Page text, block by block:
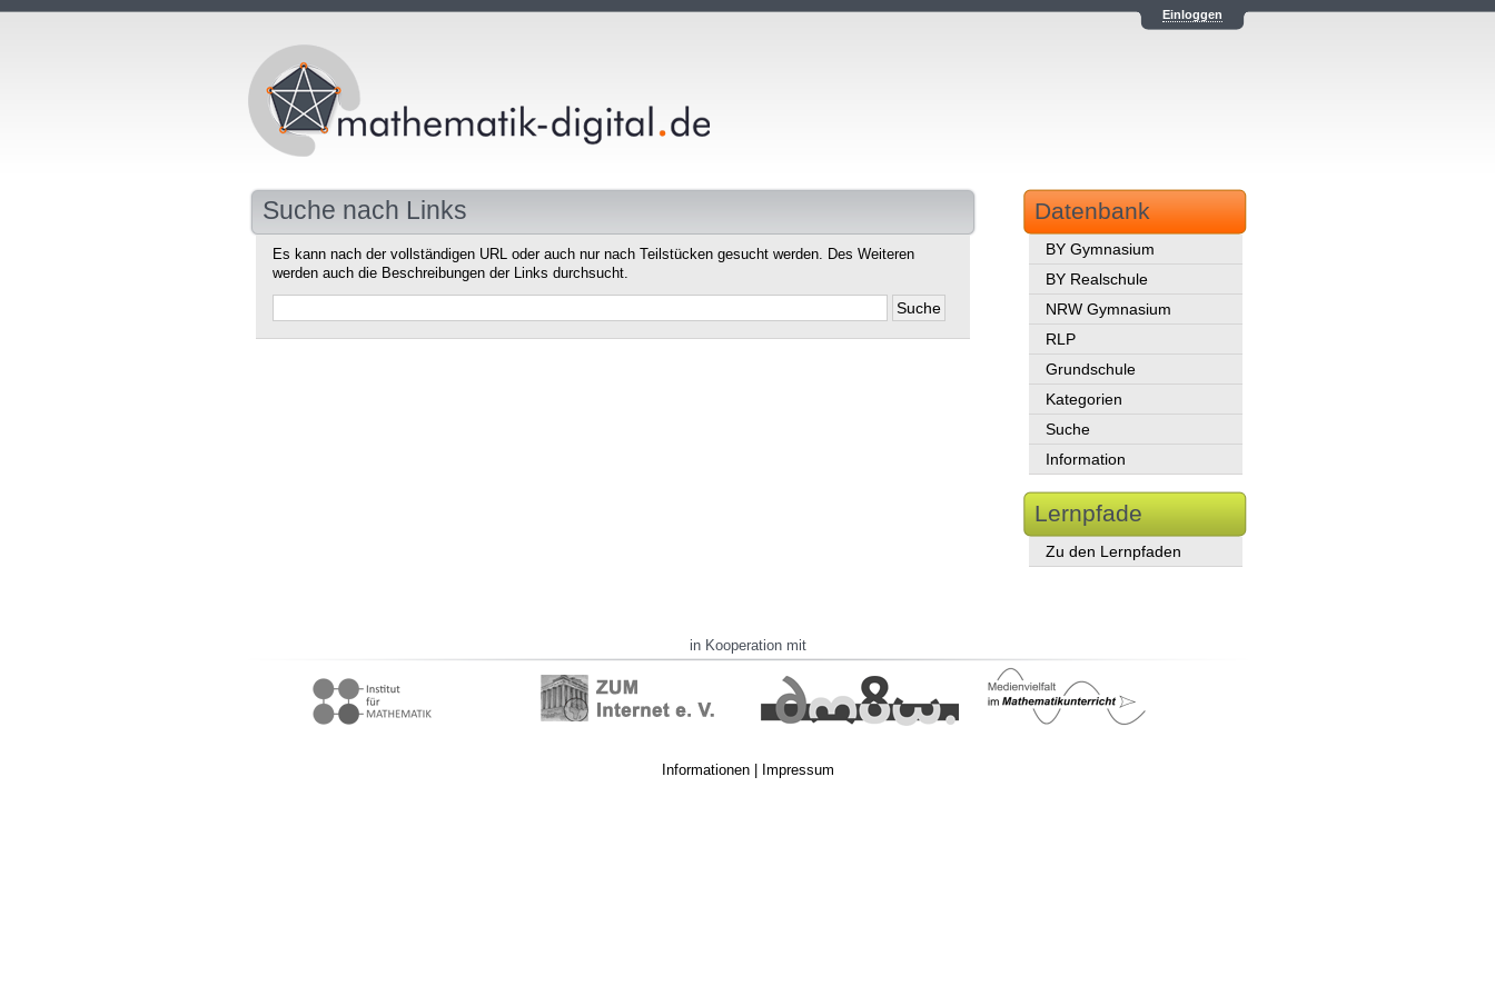
Einloggen
Suche nach Links
Es kann nach der vollständigen URL oder auch nur nach Teilstücken gesucht werden. Des Weiteren
werden auch die Beschreibungen der Links durchsucht.
Datenbank
BY Gymnasium
BY Realschule
NRW Gymnasium
RLP
Grundschule
Kategorien
Suche
Information
Lernpfade
Zu den Lernpfaden
in Kooperation mit
Informationen| Impressum